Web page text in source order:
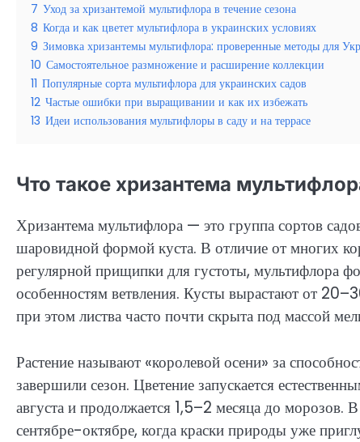
7 Уход за хризантемой мультифлора в течение сезона
8 Когда и как цветет мультифлора в украинских условиях
9 Зимовка хризантемы мультифлора: проверенные методы для
10 Самостоятельное размножение и расширение коллекции
11 Популярные сорта мультифлора для украинских садов
12 Частые ошибки при выращивании и как их избежать
13 Идеи использования мультифлоры в саду и на террасе
Что такое хризантема
Хризантема мультифлора — это группа сортов
шаровидной формой куста. В отличие от многих
регулярной прищипки для густоты, мультифлора
особенностям ветвления. Кусты вырастают от
при этом листва часто почти скрыта под массой
Растение называют «королевой осени» за
завершили сезон. Цветение запускается
августа и продолжается 1,5–2 месяца до
сентябре-октябре, когда краски природы уже